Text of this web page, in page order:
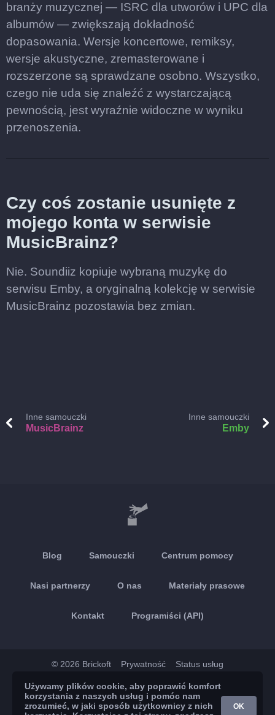
branży muzycznej — ISRC dla utworów i UPC dla
albumów — zwiększają dokładność
dopasowania. Wersje koncertowe, remiksy,
wersje akustyczne, zremasterowane i
rozszerzone są sprawdzane osobno. Wszystko,
czego nie uda się znaleźć z wystarczającą
pewnością, jest wyraźnie widoczne w wyniku
przenoszenia.
Czy coś zostanie usunięte z
mojego konta w serwisie
MusicBrainz?
Nie. Soundiiz kopiuje wybraną muzykę do
serwisu Emby, a oryginalną kolekcję w serwisie
MusicBrainz pozostawia bez zmian.
Inne samouczki
MusicBrainz
Inne samouczki
Emby
Blog Samouczki Centrum pomocy
Nasi partnerzy O nas Materiały prasowe
Kontakt Programiści (API)
© 2026 Brickoft Prywatność Status usług
App Store Google Play
Używamy plików cookie, aby poprawić komfort
korzystania z naszych usług i pomóc nam
zrozumieć, w jaki sposób użytkownicy z nich
OK